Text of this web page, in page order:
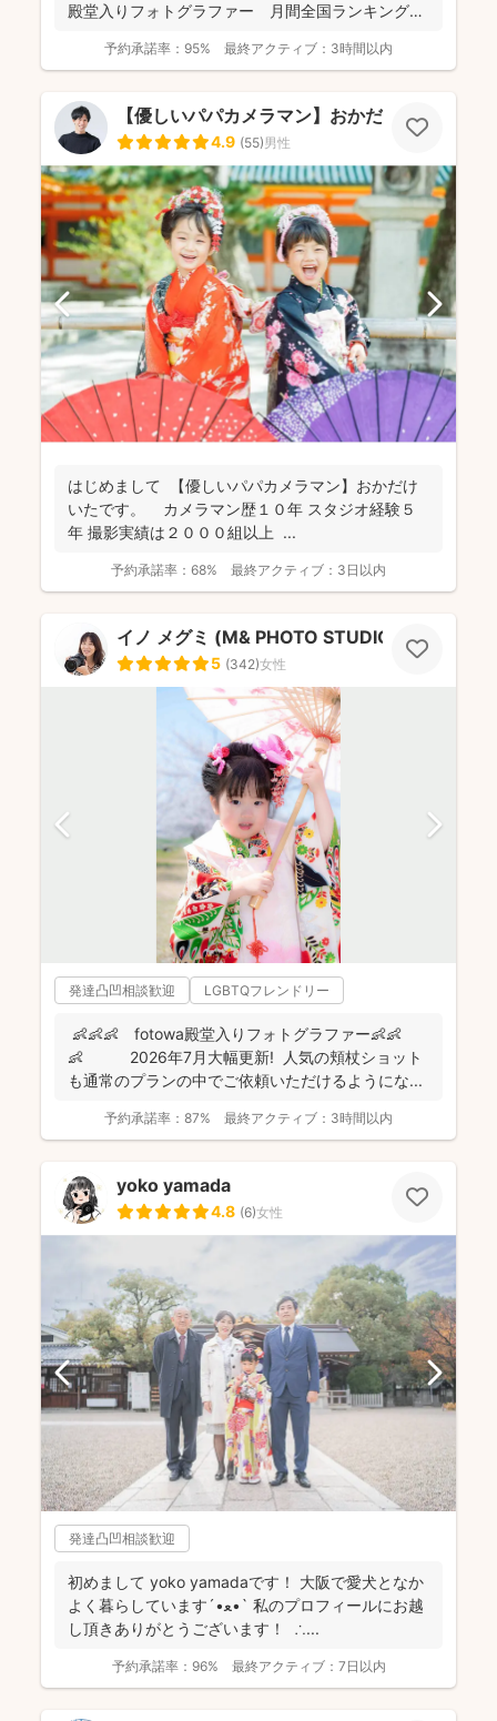
殿堂入りフォトグラファー 月間全国ランキング１
予約承諾率： 95% 最終アクティブ： 3時間以内
【優しいパパカメラマン】おかだ けいた
4.9 (55)男性
はじめまして 【優しいパパカメラマン】おかだけ
いたです。 カメラマン歴１０年 スタジオ経験５
年 撮影実績は２０００組以上 ...
予約承諾率： 68% 最終アクティブ： 3日以内
イノ メグミ (M& PHOTO STUDIO）
5 (342)女性
発達凸凹相談歓迎 LGBTQフレンドリー
👶👶👶 fotowa殿堂入りフォトグラファー👶👶
👶 2026年7月大幅更新! 人気の頬杖ショット
も通常のプランの中でご依頼いただけるようにな...
予約承諾率： 87% 最終アクティブ： 3時間以内
yoko yamada
4.8 (6)女性
発達凸凹相談歓迎
初めまして yoko yamadaです！ 大阪で愛犬となか
よく暮らしています‎´•ﻌ•` 私のプロフィールにお越
し頂きありがとうございます！ ∴...
予約承諾率： 96% 最終アクティブ： 7日以内